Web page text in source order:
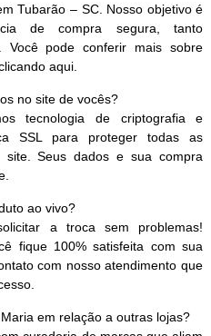
Tubarão – SC. Nosso objetivo é
de compra segura, tanto
Você pode conferir mais sobre
aqui.
no site de vocês?
tecnologia de criptografia e
SSL para proteger todas as
site. Seus dados e sua compra
ao vivo?
a troca sem problemas!
fique 100% satisfeita com sua
com nosso atendimento que
em relação a outras lojas?